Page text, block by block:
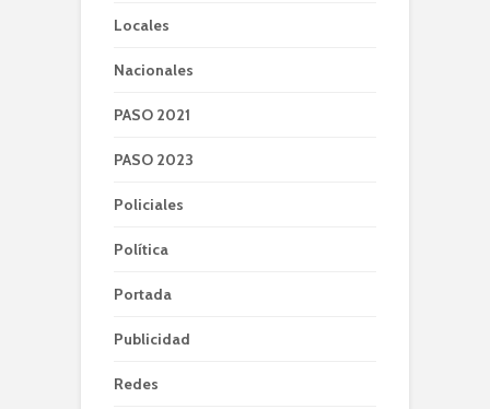
Locales
Nacionales
PASO 2021
PASO 2023
Policiales
Política
Portada
Publicidad
Redes